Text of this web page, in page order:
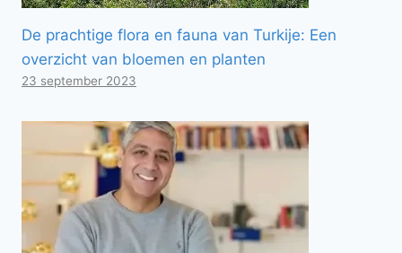
De prachtige flora en fauna van Turkije: Een
overzicht van bloemen en planten
23 september 2023